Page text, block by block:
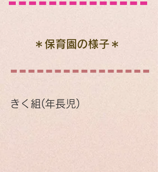
＊保育園の様子＊
きく組(年長児)